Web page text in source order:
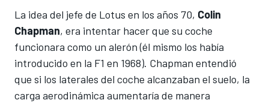
La idea del jefe de Lotus en los años 70, Colin
Chapman, era intentar hacer que su coche
funcionara como un alerón (él mismo los había
introducido en la F1 en 1968). Chapman entendió
que si los laterales del coche alcanzaban el suelo, la
carga aerodinámica aumentaría de manera